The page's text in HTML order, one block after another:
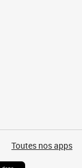
Toutes nos apps